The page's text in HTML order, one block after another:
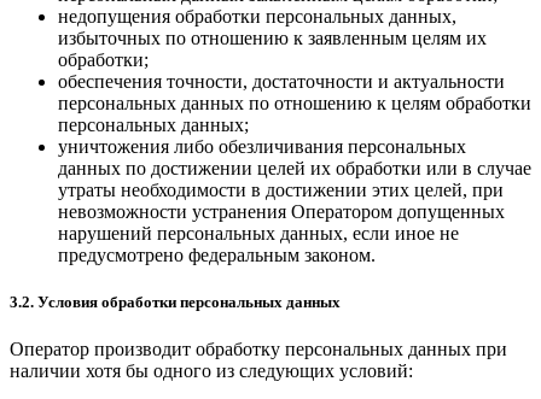
недопущения обработки персональных данных,
избыточных по отношению к заявленным целям их
обработки;
обеспечения точности, достаточности и актуальности
персональных данных по отношению к целям обработки
персональных данных;
уничтожения либо обезличивания персональных
данных по достижении целей их обработки или в случае
утраты необходимости в достижении этих целей, при
невозможности устранения Оператором допущенных
нарушений персональных данных, если иное не
предусмотрено федеральным законом.
3.2. Условия обработки персональных данных
Оператор производит обработку персональных данных при
наличии хотя бы одного из следующих условий: